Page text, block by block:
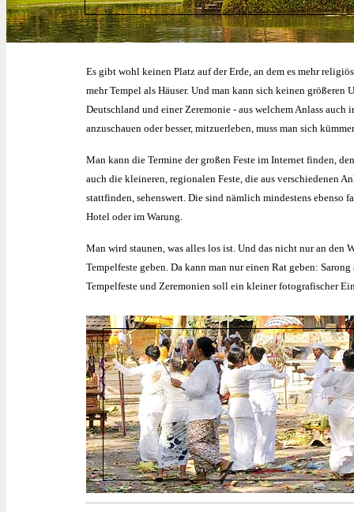
Es gibt wohl keinen Platz auf der Erde, an dem es mehr
mehr Tempel als Häuser. Und man kann sich keinen
Deutschland und einer Zeremonie - aus welchem Anlass
anzuschauen oder besser, mitzuerleben, muss man sich
Man kann die Termine der großen Feste im Internet finden,
auch die kleineren, regionalen Feste, die aus verschiedenen
stattfinden, sehenswert. Die sind nämlich mindestens ebenso
Hotel oder im Warung.
Man wird staunen, was alles los ist. Und das nicht nur an den
Tempelfeste geben. Da kann man nur einen Rat geben:
Tempelfeste und Zeremonien soll ein kleiner fotografischer